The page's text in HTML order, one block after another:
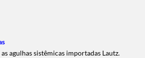
agulhas sistêmicas importadas Lautz.